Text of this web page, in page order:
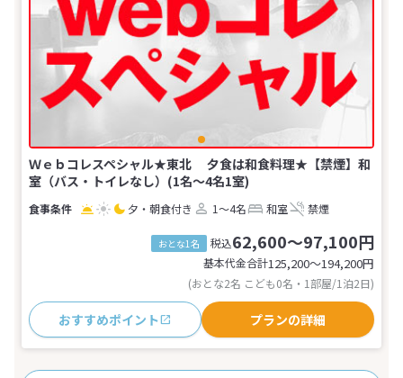
Ｗｅｂコレスペシャル★東北 夕食は和食料理★【禁煙】和
室（バス・トイレなし）(1名～4名1室)
夕・朝食付き 1～4名 和室 禁煙
おとな1名 税込62,600～97,100円
基本代金合計125,200〜194,200円
(おとな2名 こども0名・1部屋/1泊2日)
おすすめポイント プランの詳細